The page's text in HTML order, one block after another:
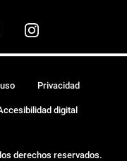
derechos reservados.
Privacidad
digital